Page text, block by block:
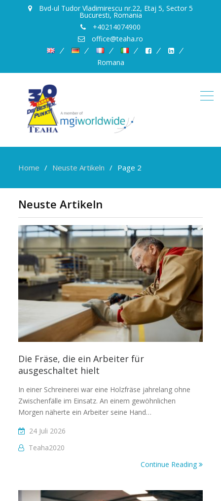
Bvd-ul Tudor Vladimirescu nr.22, Etaj 5, Sector 5
Bucuresti, Romania
+40214074900
office@teaha.ro
Romana
Home Neuste Artikeln Page 2
Neuste Artikeln
Die Fräse, die ein Arbeiter für
ausgeschaltet hielt
In einer Schreinerei war eine Holzfräse jahrelang ohne
Zwischenfälle im Einsatz. An einem gewöhnlichen
Morgen näherte ein Arbeiter seine Hand…
24 Juli 2026
Teaha2020
Continue Reading